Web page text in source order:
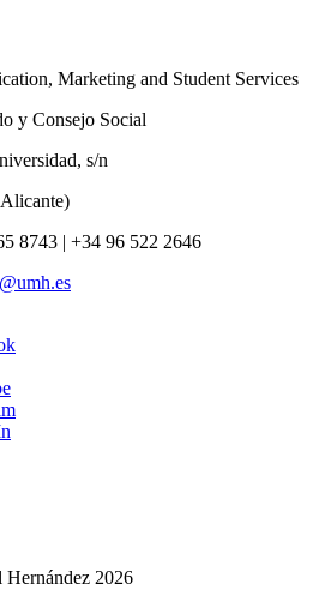
Marketing and Student Services
y Consejo Social
s/n
8743 | +34 96 522 2646
2026